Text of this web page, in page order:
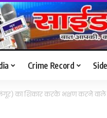
Crime Record
का शिकार करके भक्षण करने वाले